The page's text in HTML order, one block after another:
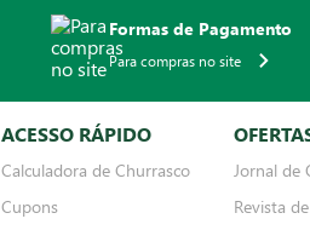
Formas de Pagamento
Para compras no site
ACESSO RÁPIDO
Calculadora de Churrasco
Cupons
Jornal de
Revista